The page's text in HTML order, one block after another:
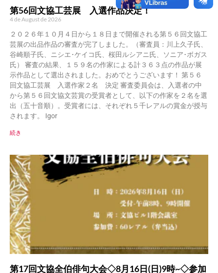
第56回文協工芸展 入選作品決定！
4 de August de 2026
２０２６年１０月４日から１８日まで開催される第５６回文協工
芸展の出品作品の審査が完了しました。（審査員：川上久子氏、
谷崎順子氏、ニシエ･ケイコ氏、桜田ルシアニ氏、ソニア･ボガス
氏） 審査の結果、１５９名の作家による計３６３点の作品が展
示作品として選出されました。おめでとうございます！ 第５６
回文協工芸展 入選作家２名 決定 審査委員会は、入選者の中
から第５６回文協文芸賞の受賞者として、以下の作家を２名を選
出（五十音順）。受賞者には、それぞれ５千レアルの賞金が授与
されます。 Igor
続き
第17回文協全伯俳句大会◇8月16日(日)9時~◇参加